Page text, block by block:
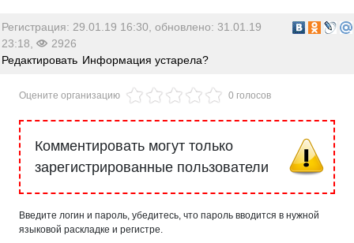
Регистрация: 29.01.19 16:30, обновлено: 31.01.19
23:18,
2926
Редактировать Информация устарела?
Оцените организацию 0 голосов
Комментировать могут только
зарегистрированные пользователи
Введите логин и пароль, убедитесь, что пароль вводится в нужной
языковой раскладке и регистре.